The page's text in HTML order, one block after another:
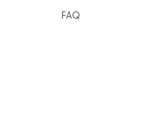
FAQ